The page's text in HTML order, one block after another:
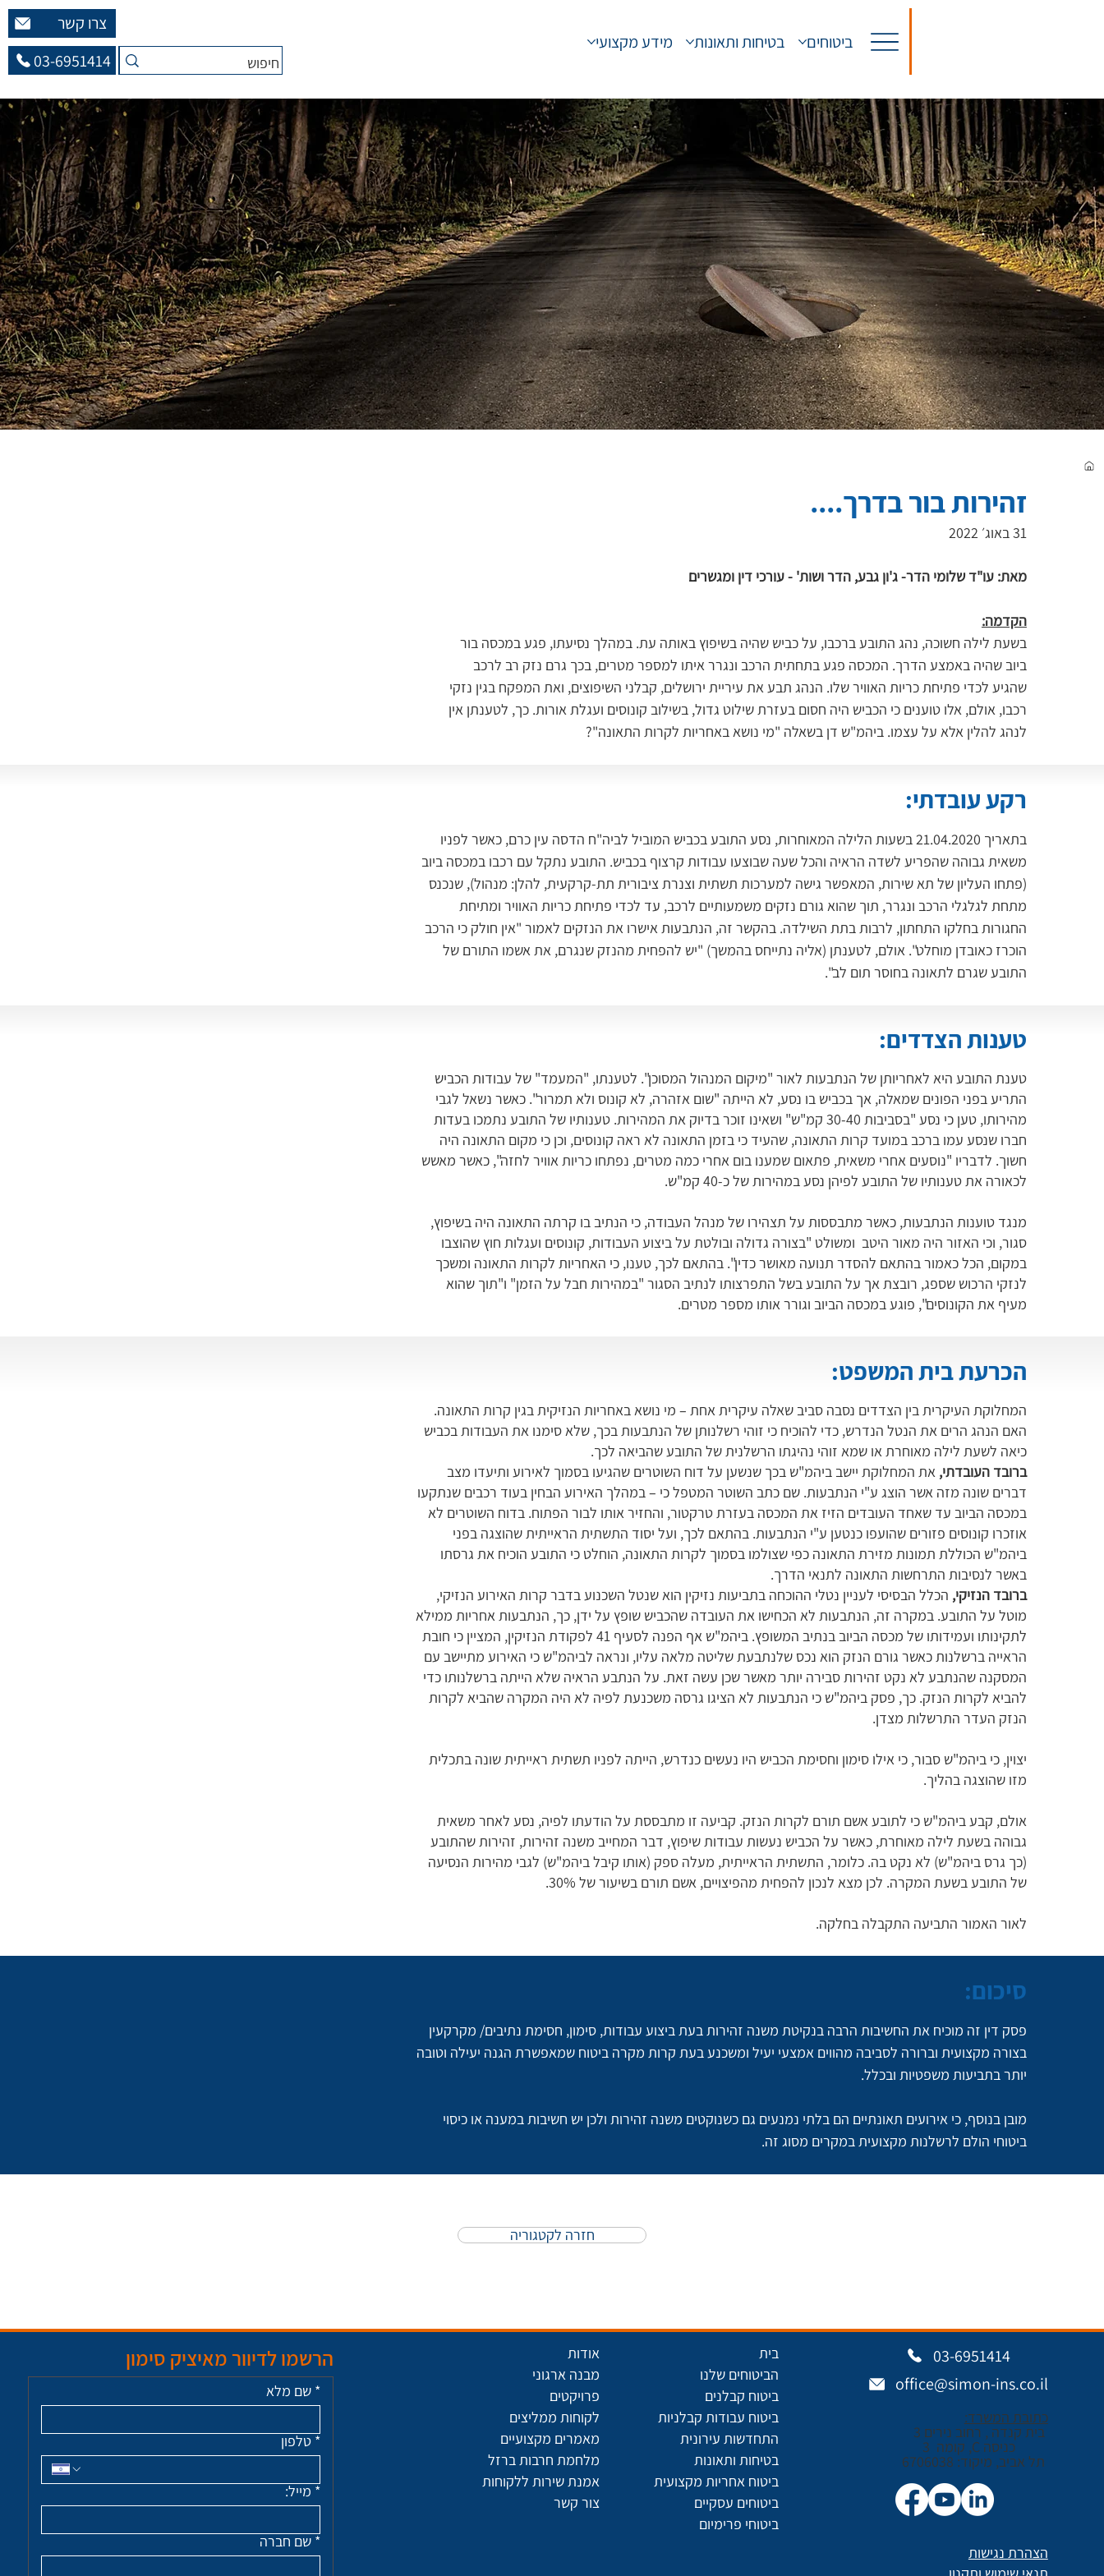
צרו קשר
03-6951414
ביטוחים בטיחות ותאונות מידע מקצועי
זהירות בור בדרך....
31 באוג׳ 2022
מאת: עו"ד שלומי הדר- ג'ון גבע, הדר ושות' - עורכי דין ומגשרים
הקדמה:
בשעת לילה חשוכה, נהג התובע ברכבו, על כביש שהיה בשיפוץ באותה עת. במהלך נסיעתו, פגע במכסה בור
ביוב שהיה באמצע הדרך. המכסה פגע בתחתית הרכב ונגרר איתו למספר מטרים, בכך גרם נזק רב לרכב
שהגיע לכדי פתיחת כריות האוויר שלו. הנהג תבע את עיריית ירושלים, קבלני השיפוצים, ואת המפקח בגין נזקי
רכבו, אולם, אלו טוענים כי הכביש היה חסום בעזרת שילוט גדול, בשילוב קונוסים ועגלת אורות. כך, לטענתן אין
לנהג להלין אלא על עצמו. ביהמ"ש דן בשאלה "מי נושא באחריות לקרות התאונה"?
רקע עובדתי:
בתאריך 21.04.2020 בשעות הלילה המאוחרות, נסע התובע בכביש המוביל לביה"ח הדסה עין כרם, כאשר לפניו
משאית גבוהה שהפריע לשדה הראיה והכל שעה שבוצעו עבודות קרצוף בכביש. התובע נתקל עם רכבו במכסה ביוב
(פתחו העליון של תא שירות, המאפשר גישה למערכות תשתית וצנרת ציבורית תת-קרקעית, להלן: מנהול), שנכנס
מתחת לגלגלי הרכב ונגרר, תוך שהוא גורם נזקים משמעותיים לרכב, עד לכדי פתיחת כריות האוויר ומתיחת
החגורות בחלקו התחתון, לרבות בתת השילדה. בהקשר זה, הנתבעות אישרו את הנזקים לאמור "אין חולק כי הרכב
הוכרז כאובדן מוחלט". אולם, לטענתן (אליה נתייחס בהמשך) "יש להפחית מהנזק שנגרם, את אשמו התורם של
התובע שגרם לתאונה בחוסר תום לב".
טענת התובע היא לאחריותן של הנתבעות לאור "מיקום המנהול המסוכן". לטענתו, "המעמד" של עבודות הכביש
התריע בפני הפונים שמאלה, אך בכביש בו נסע, לא הייתה "שום אזהרה, לא קונוס ולא תמרור". כאשר נשאל לגבי
מהירותו, טען כי נסע "בסביבות 30-40 קמ"ש" ושאינו זוכר בדיוק את המהירות. טענותיו של התובע נתמכו בעדות
חברו שנסע עמו ברכב במועד קרות התאונה, שהעיד כי בזמן התאונה לא ראה קונוסים, וכן כי מקום התאונה היה
חשוך. לדבריו "נוסעים אחרי משאית, פתאום שמענו בום אחרי כמה מטרים, נפתחו כריות אוויר לחזה", כאשר מאשש
לכאורה את טענותיו של התובע לפיהן נסע במהירות של כ-40 קמ"ש.
מנגד טוענות הנתבעות, כאשר מתבססות על תצהירו של מנהל העבודה, כי הנתיב בו קרתה התאונה היה בשיפוץ,
סגור, וכי האזור היה מאור היטב ומשולט "בצורה גדולה ובולטת על ביצוע העבודות, קונוסים ועגלות חוץ שהוצבו
במקום, הכל כאמור בהתאם להסדר תנועה מאושר כדין". בהתאם לכך, טענו, כי האחריות לקרות התאונה ומשכך
לנזקי הרכוש שספג, רובצת אך על התובע בשל התפרצותו לנתיב הסגור "במהירות חבל על הזמן" ו"תוך שהוא
מעיף את הקונוסים", פוגע במכסה הביוב וגורר אותו מספר מטרים.
טענות הצדדים:
המחלוקת העיקרית בין הצדדים נסבה סביב שאלה עיקרית אחת – מי נושא באחריות הנזיקית בגין קרות התאונה.
האם הנהג הרים את הנטל הנדרש, כדי להוכיח כי זוהי רשלנותן של הנתבעות בכך, שלא סימנו את העבודות בכביש
כיאה לשעת לילה מאוחרת או שמא זוהי נהיגתו הרשלנית של התובע שהביאה לכך.
ברובד העובדתי,את המחלוקת יישב ביהמ"ש בכך שנשען על דוח השוטרים שהגיעו בסמוך לאירוע ותיעדו מצב
דברים שונה מזה אשר הוצג ע"י הנתבעות. שם כתב השוטר המטפל כי – במהלך האירוע הבחין בעוד רכבים שנתקעו
במכסה הביוב עד שאחד העובדים הזיז את המכסה בעזרת טרקטור, והחזיר אותו לבור הפתוח. בדוח השוטרים לא
אוזכרו קונוסים פזורים שהועפו כנטען ע"י הנתבעות. בהתאם לכך, ועל יסוד התשתית הראייתית שהוצגה בפני
ביהמ"ש הכוללת תמונות מזירת התאונה כפי שצולמו בסמוך לקרות התאונה, הוחלט כי התובע הוכיח את גרסתו
באשר לנסיבות התרחשות התאונה לתנאי הדרך.
ברובד הנזיקי, הכלל הבסיסי לעניין נטלי ההוכחה בתביעות נזיקין הוא שנטל השכנוע בדבר קרות האירוע הנזיקי,
מוטל על התובע. במקרה זה, הנתבעות לא הכחישו את העובדה שהכביש שופץ על ידן, כך, הנתבעות אחריות ממילא
לתקינותו ועמידותו של מכסה הביוב בנתיב המשופץ. ביהמ"ש אף הפנה לסעיף 41 לפקודת הנזיקין, המציין כי חובת
הראייה ברשלנות כאשר גורם הנזק הוא נכס שלנתבעת שליטה מלאה עליו, ונראה לביהמ"ש כי האירוע מתיישב עם
המסקנה שהנתבע לא נקט זהירות סבירה יותר מאשר שכן עשה זאת. על הנתבע הראיה שלא הייתה ברשלנותו כדי
להביא לקרות הנזק. כך, פסק ביהמ"ש כי הנתבעות לא הציגו גרסה משכנעת לפיה לא היה המקרה שהביא לקרות
הנזק העדר התרשלות מצדן.
יצוין, כי ביהמ"ש סבור, כי אילו סימון וחסימת הכביש היו נעשים כנדרש, הייתה לפניו תשתית ראייתית שונה בתכלית
מזו שהוצגה בהליך.
אולם, קבע ביהמ"ש כי לתובע אשם תורם לקרות הנזק. קביעה זו מתבססת על הודעתו לפיה, נסע לאחר משאית
גבוהה בשעת לילה מאוחרת, כאשר על הכביש נעשות עבודות שיפוץ, דבר המחייב משנה זהירות, זהירות שהתובע
(כך גרס ביהמ"ש) לא נקט בה. כלומר, התשתית הראייתית, מעלה ספק (אותו קיבל ביהמ"ש) לגבי מהירות הנסיעה
של התובע בשעת המקרה. לכן מצא לנכון להפחית מהפיצויים, אשם תורם בשיעור של 30%.
לאור האמור התביעה התקבלה בחלקה.
הכרעת בית המשפט:
סיכום:
פסק דין זה מוכיח את החשיבות הרבה בנקיטת משנה זהירות בעת ביצוע עבודות, סימון, חסימת נתיבים/ מקרקעין
בצורה מקצועית וברורה לסביבה מהווים אמצעי יעיל ומשכנע בעת קרות מקרה ביטוח שמאפשרת הגנה יעילה וטובה
יותר בתביעות משפטיות ובכלל.
מובן בנוסף, כי אירועים תאונתיים הם בלתי נמנעים גם כשנוקטים משנה זהירות ולכן יש חשיבות במענה או כיסוי
ביטוחי הולם לרשלנות מקצועית במקרים מסוג זה.
חזרה לקטגוריה
הרשמו לדיוור מאיציק סימון
* שם מלא
* טלפון
* מייל:
* שם חברה
כתובת המשרד:
בית קנדה , רחוב נירים 3
כניסה C, קומה 3
תל אביב, מיקוד: 6706038
03-6951414
office@simon-ins.co.il
הצהרת נגישות
אודות
מבנה ארגוני
פרויקטים
לקוחות ממליצים
מאמרים מקצועיים
מלחמת חרבות ברזל
אמנת שירות ללקוחות
צור קשר
בית
הביטוחים שלנו
ביטוח קבלנים
ביטוח עבודות קבלניות
התחדשות עירונית
בטיחות ותאונות
ביטוח אחריות מקצועית
ביטוחים עסקיים
ביטוחי פרימיום